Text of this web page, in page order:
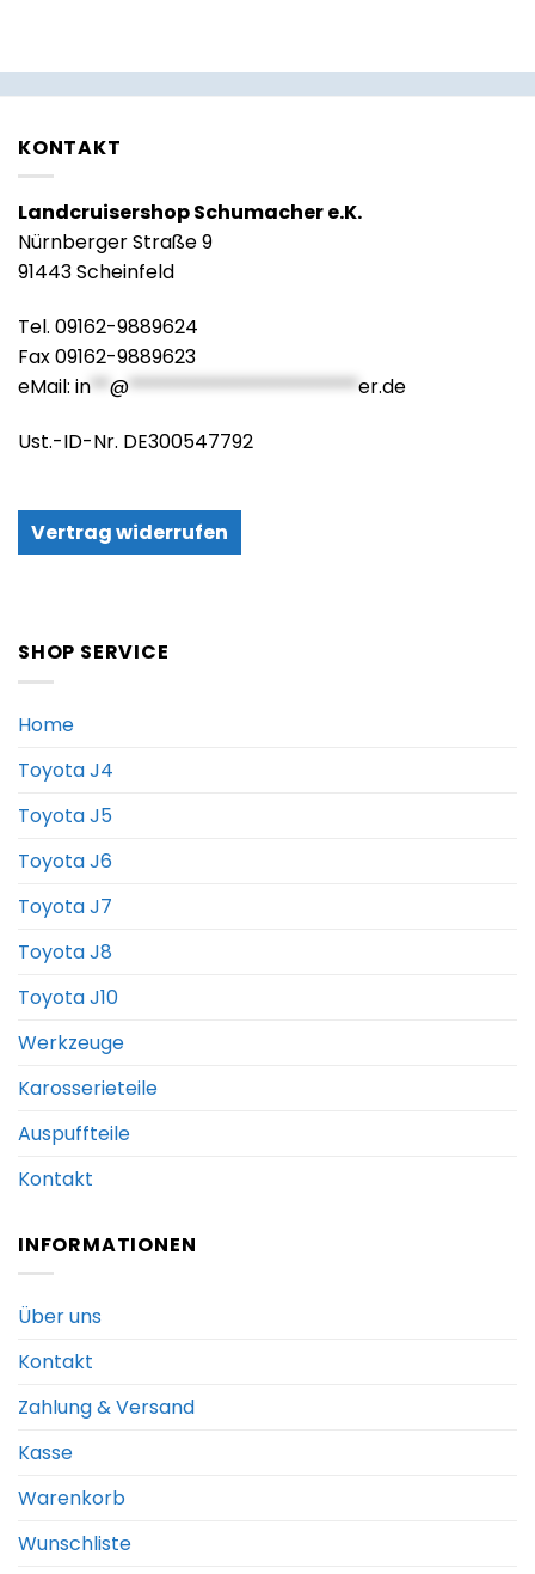
KONTAKT
Landcruisershop Schumacher e.K.
Nürnberger Straße 9
91443 Scheinfeld
Tel. 09162-9889624
Fax 09162-9889623
eMail: in**@************************er.de
Ust.-ID-Nr. DE300547792
Vertrag widerrufen
SHOP SERVICE
Home
Toyota J4
Toyota J5
Toyota J6
Toyota J7
Toyota J8
Toyota J10
Werkzeuge
Karosserieteile
Auspuffteile
Kontakt
INFORMATIONEN
Über uns
Kontakt
Zahlung & Versand
Kasse
Warenkorb
Wunschliste